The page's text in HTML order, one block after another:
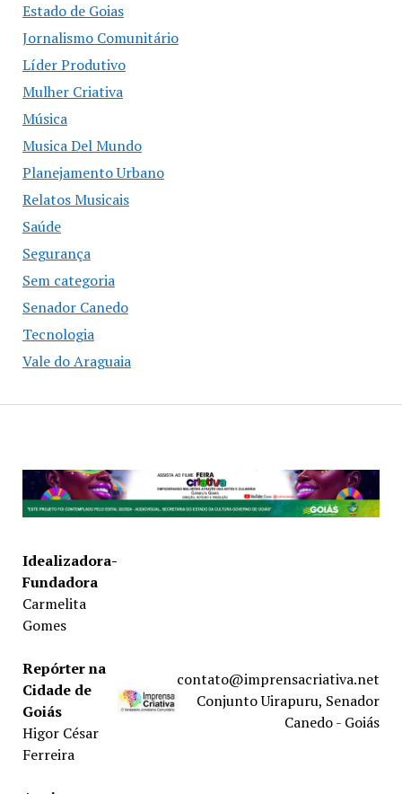
Estado de Goias
Jornalismo Comunitário
Líder Produtivo
Mulher Criativa
Música
Musica Del Mundo
Planejamento Urbano
Relatos Musicais
Saúde
Segurança
Sem categoria
Senador Canedo
Tecnologia
Vale do Araguaia
Idealizadora-
Fundadora
Carmelita
Gomes
Repórter na
Cidade de
Goiás
Higor César
Ferreira
contato@imprensacriativa.net
Conjunto Uirapuru, Senador
Canedo - Goiás